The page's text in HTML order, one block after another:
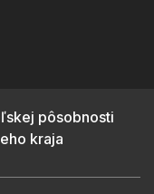
pôsobnosti
kraja